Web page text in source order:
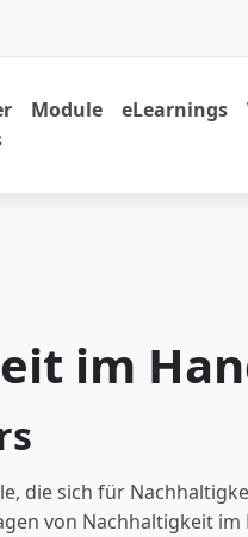
Module eLearnings
im
die sich für
von Nachhaltigkeit